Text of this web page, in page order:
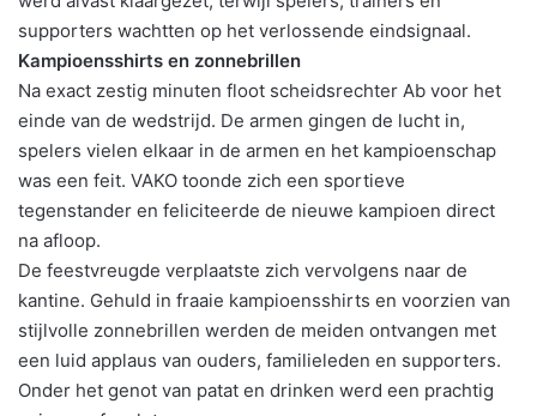
supporters wachtten op het verlossende eindsignaal.
Kampioensshirts en zonnebrillen
Na exact zestig minuten floot scheidsrechter Ab voor het
einde van de wedstrijd. De armen gingen de lucht in,
spelers vielen elkaar in de armen en het kampioenschap
was een feit. VAKO toonde zich een sportieve
tegenstander en feliciteerde de nieuwe kampioen direct
na afloop.
De feestvreugde verplaatste zich vervolgens naar de
kantine. Gehuld in fraaie kampioensshirts en voorzien van
stijlvolle zonnebrillen werden de meiden ontvangen met
een luid applaus van ouders, familieleden en supporters.
Onder het genot van patat en drinken werd een prachtig